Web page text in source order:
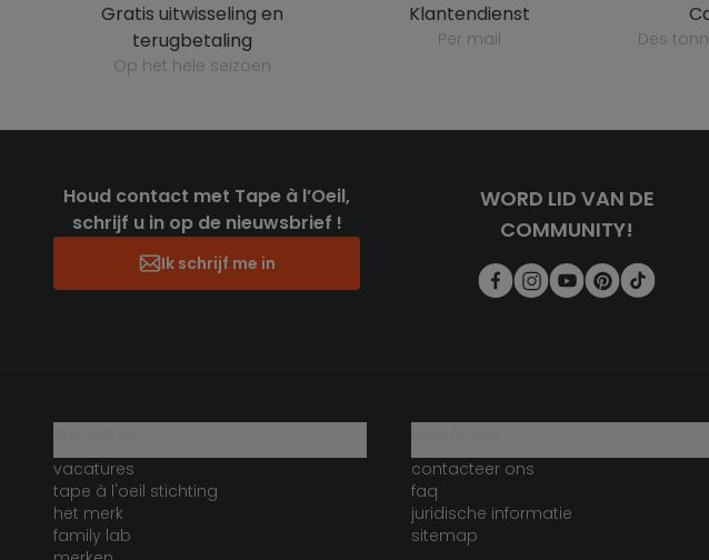
gratis uitwisseling en
terugbetaling
op het hele seizoen
klantendienst
per mail des
Houd contact met Tape à l’Oeil,
schrijf u in op de nieuwsbrief !
Ik schrijf me in
WORD LID VAN DE
COMMUNITY!
vacatures
tape à l'oeil stichting
het merk
family lab
contacteer ons
faq
juridische informatie
sitemap